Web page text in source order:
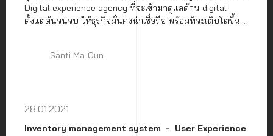
Digital experience agency ที่จะเข้ามาดูแลด้าน digital
ตั้งแต่ต้นจนจบ ให้ธุรกิจมั่นคงน่าเชื่อถือ พร้อมที่จะเติบโตขึ้น
Santi Ma-Oun
28.01.2021
Inventory management system User Experience